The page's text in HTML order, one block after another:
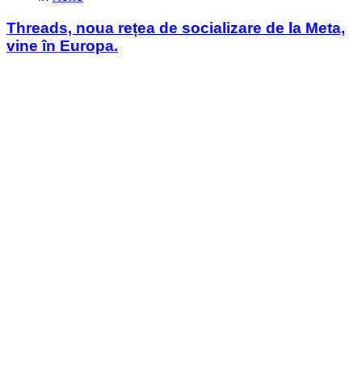
Threads, noua rețea de socializare de la Meta,
vine în Europa.